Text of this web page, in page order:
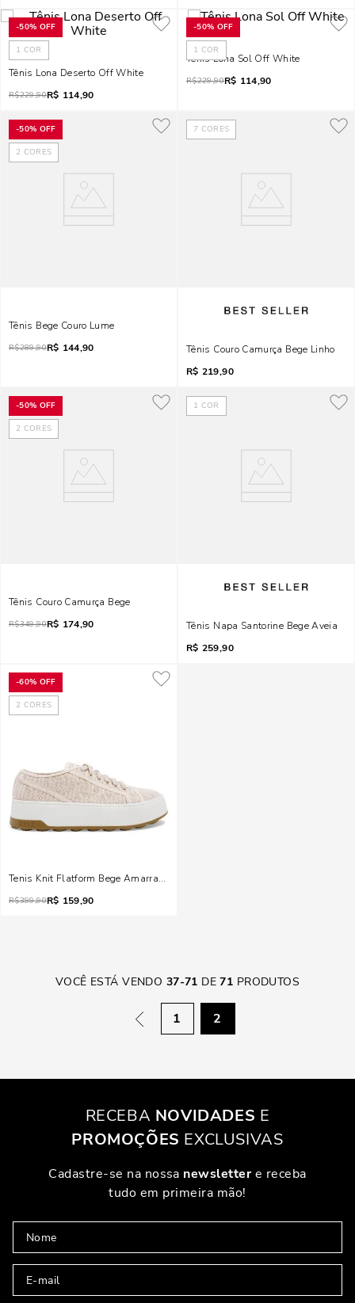
-50% OFF
1 COR
Tênis Lona Deserto Off White
R$229,90R$ 114,90
-50% OFF
1 COR
Tênis Lona Sol Off White
R$229,90R$ 114,90
-50% OFF
2 CORES
Tênis Bege Couro Lume
R$289,90R$ 144,90
7 CORES
Tênis Couro Camurça Bege Linho
R$ 219,90
-50% OFF
2 CORES
Tênis Couro Camurça Bege
R$349,90R$ 174,90
1 COR
Tênis Napa Santorine Bege Aveia
R$ 259,90
-60% OFF
2 CORES
Tenis Knit Flatform Bege Amarração
R$399,90R$ 159,90
VOCÊ ESTÁ VENDO 37-71 DE71 PRODUTOS
1 2
RECEBA NOVIDADES E
PROMOÇÕES EXCLUSIVAS
Cadastre-se na nossa newslettere receba
tudo em primeira mão!